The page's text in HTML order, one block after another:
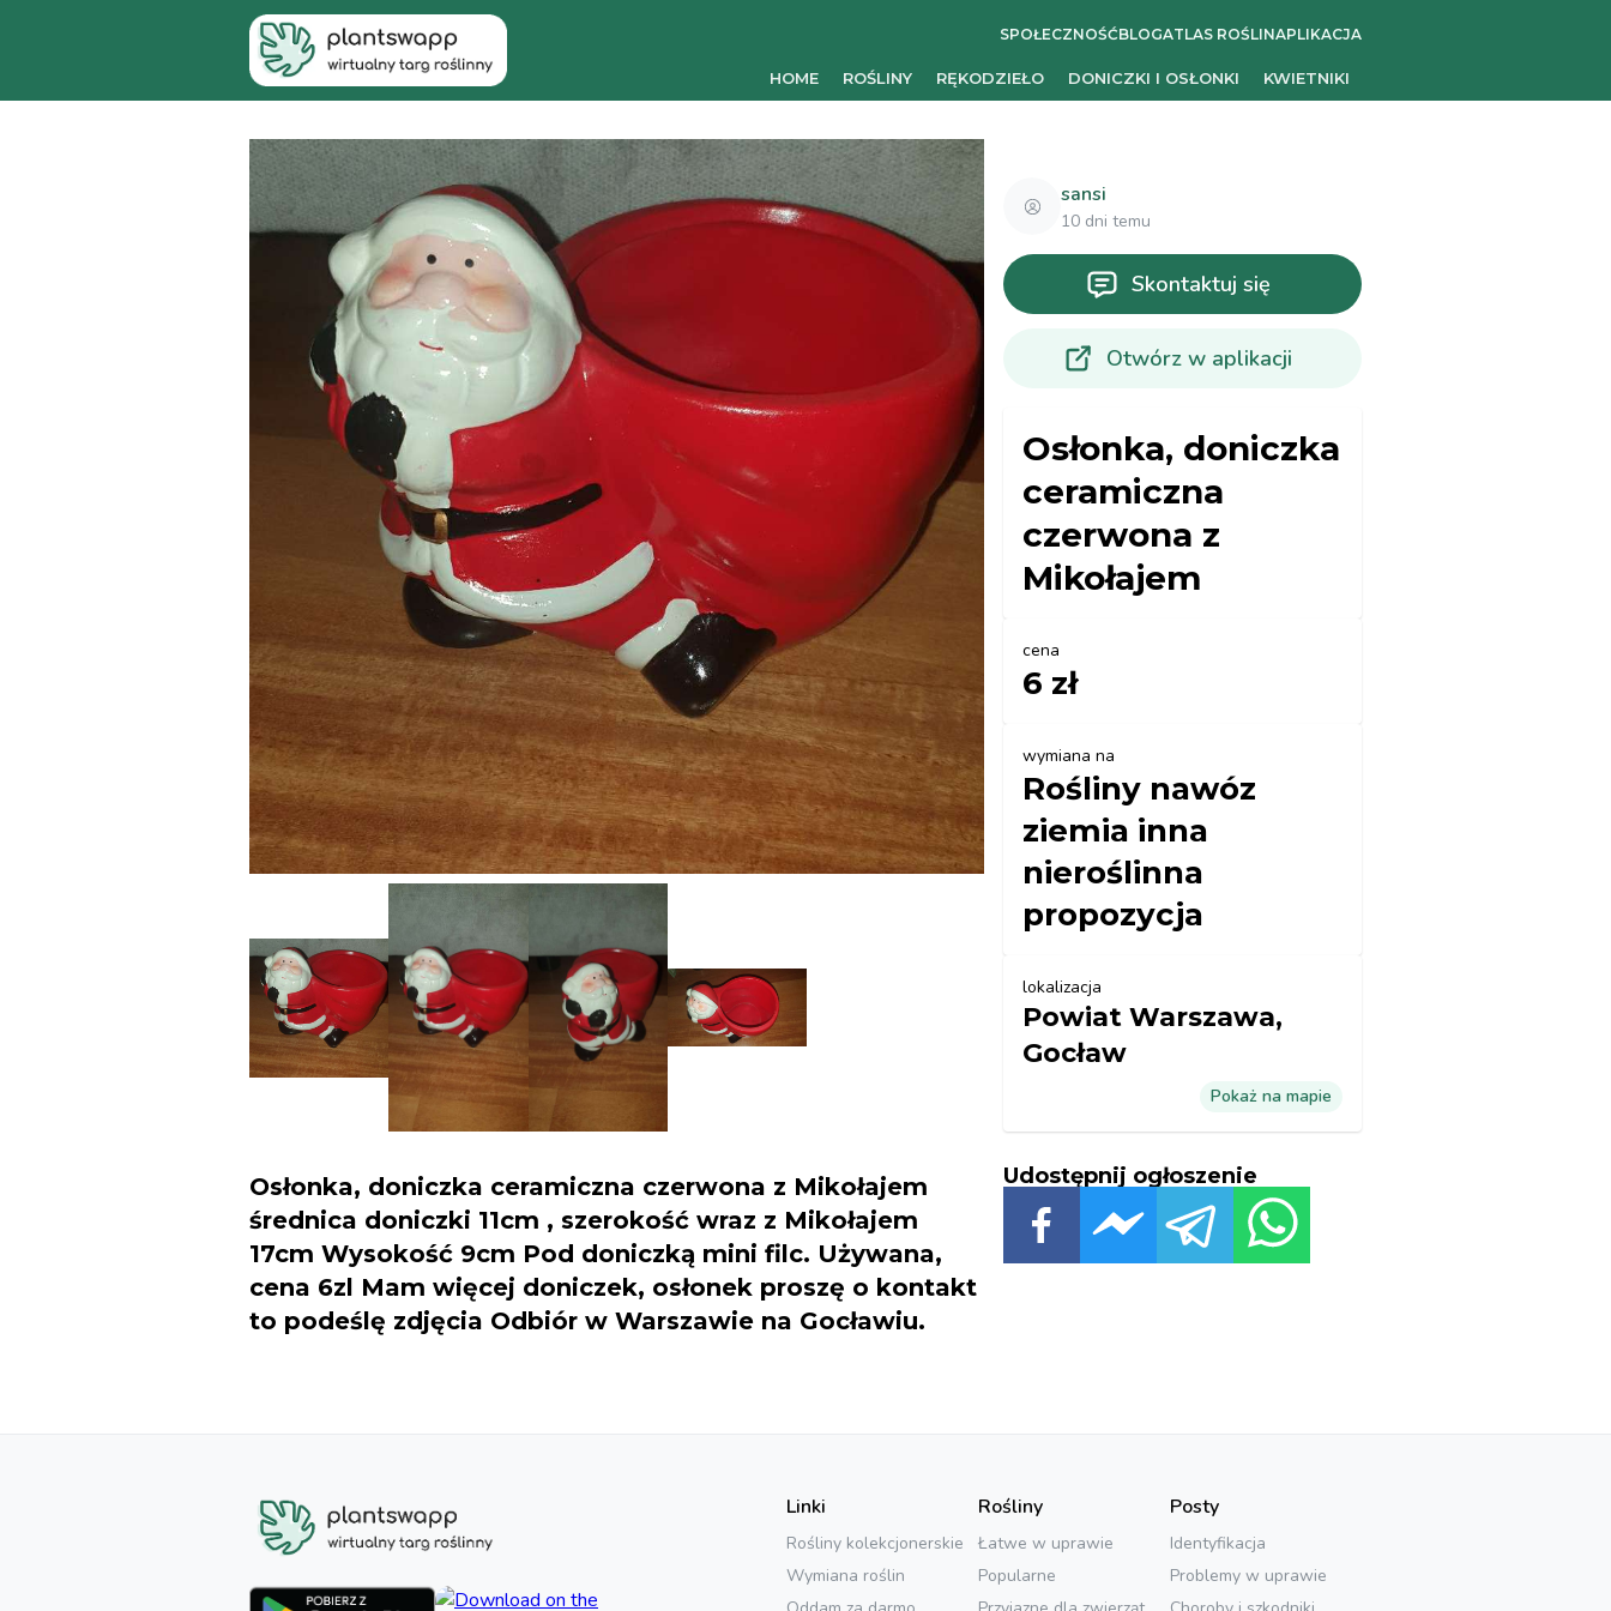
SPOŁECZNOŚĆBLOGATLAS ROŚLINAPLIKACJA
HOME ROŚLINY RĘKODZIEŁO DONICZKI I OSŁONKI KWIETNIKI
Osłonka, doniczka ceramiczna czerwona z Mikołajem
średnica doniczki 11cm , szerokość wraz z Mikołajem
17cm Wysokość 9cm Pod doniczką mini filc. Używana,
cena 6zl Mam więcej doniczek, osłonek proszę o kontakt
to podeślę zdjęcia Odbiór w Warszawie na Gocławiu.
sansi
10 dni temu
Skontaktuj się
Otwórz w aplikacji
Osłonka, doniczka
ceramiczna
czerwona z
Mikołajem
cena
6 zł
wymiana na
Rośliny nawóz
ziemia inna
nieroślinna
propozycja
lokalizacja
Powiat Warszawa,
Gocław
Pokaż na mapie
Udostępnij ogłoszenie
Linki
Rośliny kolekcjonerskie
Wymiana roślin
Rośliny
Łatwe w uprawie
Popularne
Posty
Identyfikacja
Problemy w uprawie